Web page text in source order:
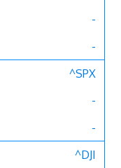
-
-
^SPX
-
-
^DJI